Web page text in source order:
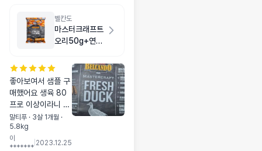
벨칸도
마스터크래프트
오리50g+연어
좋아보여서 샘플 구
매했어요 생육 80
프로 이상이라니 대
단 ,, 아직 먹여보지
는 못했지만 무조건
좋아할거같아요 가
말티푸 · 3살 1개월 ·
5.8kg
이
*******
2023.12.25